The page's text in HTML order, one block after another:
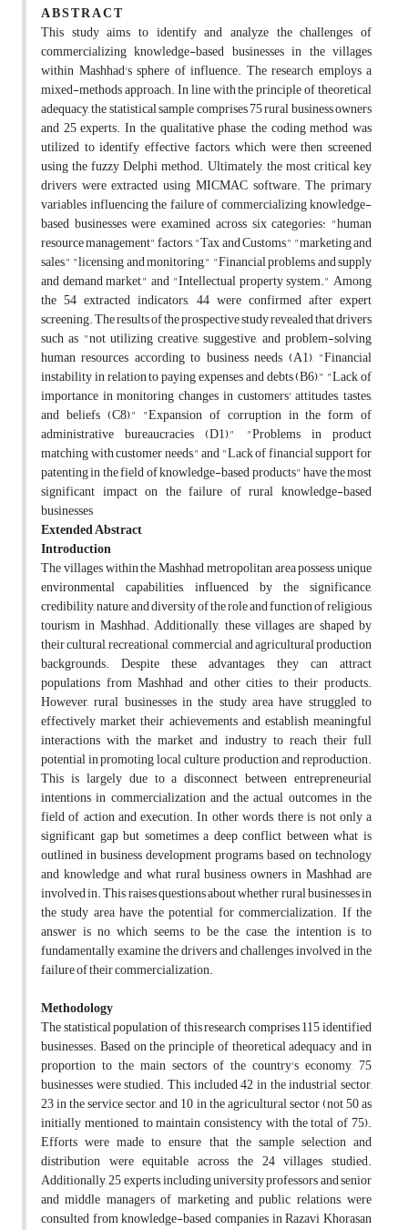
A B S T R A C T
This study aims to identify and analyze the challenges of
commercializing knowledge-based businesses in the villages
within Mashhad's sphere of influence. The research employs a
mixed-methods approach. In line with the principle of theoretical
adequacy, the statistical sample comprises 75 rural business owners
and 25 experts. In the qualitative phase, the coding method was
utilized to identify effective factors, which were then screened
using the fuzzy Delphi method. Ultimately, the most critical key
drivers were extracted using MICMAC software. The primary
variables influencing the failure of commercializing knowledge-
based businesses were examined across six categories: "human
resource management" factors, "Tax and Customs," "marketing and
sales," "licensing and monitoring," "Financial problems and supply
and demand market," and "Intellectual property system." Among
the 54 extracted indicators, 44 were confirmed after expert
screening. The results of the prospective study revealed that drivers
such as "not utilizing creative, suggestive, and problem-solving
human resources according to business needs (A1), "Financial
instability in relation to paying expenses and debts (B6)," "Lack of
importance in monitoring changes in customers' attitudes, tastes,
and beliefs (C8)," "Expansion of corruption in the form of
administrative bureaucracies (D1)," "Problems in product
matching with customer needs," and "Lack of financial support for
patenting in the field of knowledge-based products" have the most
significant impact on the failure of rural knowledge-based
businesses
Extended Abstract
Introduction
The villages within the Mashhad metropolitan area possess unique
environmental capabilities, influenced by the significance,
credibility, nature, and diversity of the role and function of religious
tourism in Mashhad. Additionally, these villages are shaped by
their cultural, recreational, commercial, and agricultural production
backgrounds. Despite these advantages, they can attract
populations from Mashhad and other cities to their products.
However, rural businesses in the study area have struggled to
effectively market their achievements and establish meaningful
interactions with the market and industry to reach their full
potential in promoting local culture, production, and reproduction.
This is largely due to a disconnect between entrepreneurial
intentions in commercialization and the actual outcomes in the
field of action and execution. In other words, there is not only a
significant gap but sometimes a deep conflict between what is
outlined in business development programs based on technology
and knowledge and what rural business owners in Mashhad are
involved in. This raises questions about whether rural businesses in
the study area have the potential for commercialization. If the
answer is no, which seems to be the case, the intention is to
fundamentally examine the drivers and challenges involved in the
failure of their commercialization.
Methodology
The statistical population of this research comprises 115 identified
businesses. Based on the principle of theoretical adequacy and in
proportion to the main sectors of the country's economy, 75
businesses were studied. This included 42 in the industrial sector,
23 in the service sector, and 10 in the agricultural sector (not 50 as
initially mentioned, to maintain consistency with the total of 75).
Efforts were made to ensure that the sample selection and
distribution were equitable across the 24 villages studied.
Additionally, 25 experts, including university professors and senior
and middle managers of marketing and public relations, were
consulted from knowledge-based companies in Razavi Khorasan